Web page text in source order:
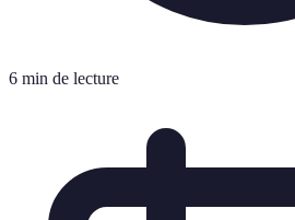
6 min de lecture